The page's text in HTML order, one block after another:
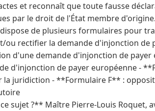
et reconnaît que toute fausse
par le droit de l'État membre
de plusieurs formulaires pour
ou rectifier la demande d'injonction de
d'une demande d'injonction de
d'injonction de payer européenne -
la juridiction - **Formulaire F** :
sujet ?** Maître Pierre-Louis Roquet,